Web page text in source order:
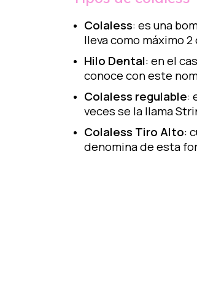
Colaless: es una
lleva como máximo 2
Hilo Dental: en el
conoce con este
Colaless regulable:
veces se la llama
Colaless Tiro Alto:
denomina de esta